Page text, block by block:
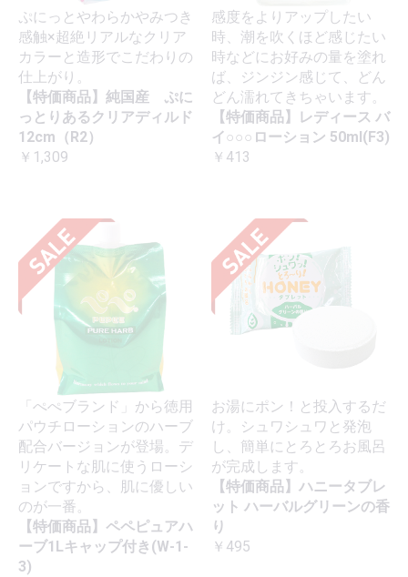
ぷにっとやわらかやみつき
感触×超絶リアルなクリア
カラーと造形でこだわりの
仕上がり。
【特価商品】純国産 ぷに
っとりあるクリアディルド
12cm（R2）
￥1,309
感度をよりアップしたい
時、潮を吹くほど感じたい
時などにお好みの量を塗れ
ば、ジンジン感じて、どん
どん濡れてきちゃいます。
【特価商品】レディース バ
イ○○○ローション 50ml(F3)
￥413
「ぺぺブランド」から徳用
パウチローションのハーブ
配合バージョンが登場。デ
リケートな肌に使うローシ
ョンですから、肌に優しい
のが一番。
【特価商品】ペペピュアハ
ーブ1Lキャップ付き(W-1-
3)
お湯にポン！と投入するだ
け。シュワシュワと発泡
し、簡単にとろとろお風呂
が完成します。
【特価商品】ハニータブレ
ット ハーバルグリーンの香
り
￥495